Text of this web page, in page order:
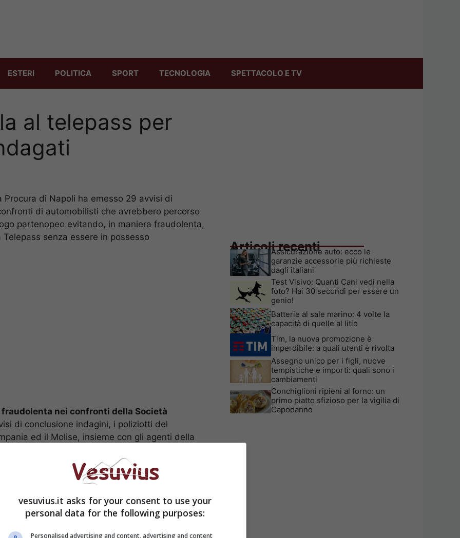
ESTERI POLITICA SPORT TECNOLOGIA SPETTACOLO E TV
al telepass per
Procura di Napoli ha emesso 29 avvisi di
di automobilisti che avrebbero percorso
partenopeo evitando, in maniera fraudolenta,
senza essere in possesso
nei confronti della Società
di conclusione indagini, i poliziotti del
ed il Molise, insieme con gli agenti della
hanno eseguito anche il sequestro probatorio di
di 37 veicoli.
di Napoli, hanno portato a scoprire i
in evidenza lo stesso tipo di
arrivati in prossimità del casello,si
tramite Telepass e passavano senza
Articoli recenti
Assicurazione auto: ecco le
garanzie accessorie più richieste
dagli italiani
Test Visivo: Quanti Cani vedi nella
foto? Hai 30 secondi per essere un
genio!
Batterie al sale marino: 4 volte la
capacità di quelle al litio
Tim, la nuova promozione è
imperdibile: a quali utenti è rivolta
Assegno unico per i figli, nuove
tempistiche e importi: quali sono i
cambiamenti
Conchiglioni ripieni al forno: un
primo piatto sfizioso per la vigilia di
Capodanno
vesuvius.it asks for your consent to use your
personal data for the following purposes:
Personalised advertising and content, advertising and content